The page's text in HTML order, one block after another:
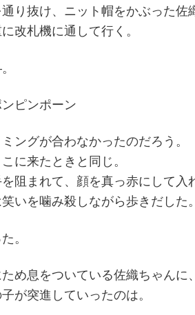
り抜け、ニット帽をかぶった佐
改札機に通して行く。
ピンポーン
ングが合わなかったのだろう。
に来たときと同じ。
阻まれて、顔を真っ赤にして入
いを噛み殺しながら歩きだした
。
め息をついている佐織ちゃんに
が突進していったのは。